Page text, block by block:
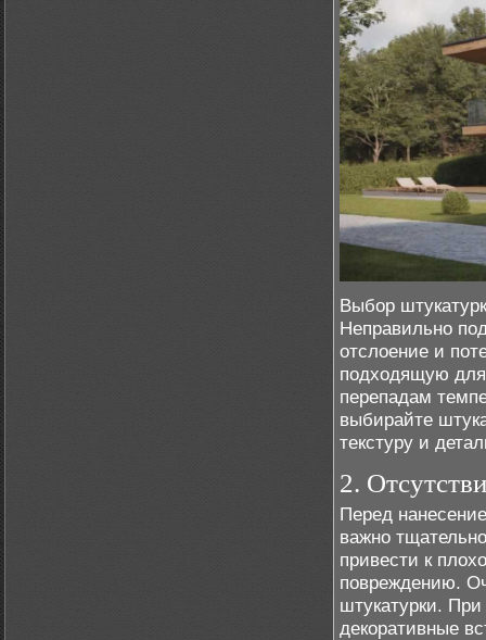
Выбор
Неправильно
отслоение и
подходящую
перепадам
выбирайте
текстуру и
2.
Перед
важно
привести к
повреждению.
штукатурки.
декоративные